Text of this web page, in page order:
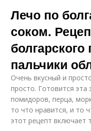
Лечо по
соком.
пальчики
Очень вкусный и
просто. Готовится эта
помидоров, перца,
то что нравится, и то
этот рецепт включает